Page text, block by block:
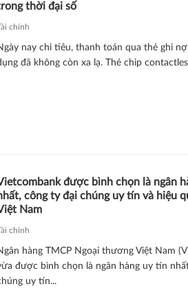
thời đại số
chính
nay chi tiêu, thanh toán qua thẻ ghi
đã không còn xa lạ. Thẻ chip
được bình chọn là ngân
công ty đại chúng uy tín và hiệu
Nam
chính
hàng TMCP Ngoại thương Việt Nam
được bình chọn là ngân hàng uy tín
uy tín...